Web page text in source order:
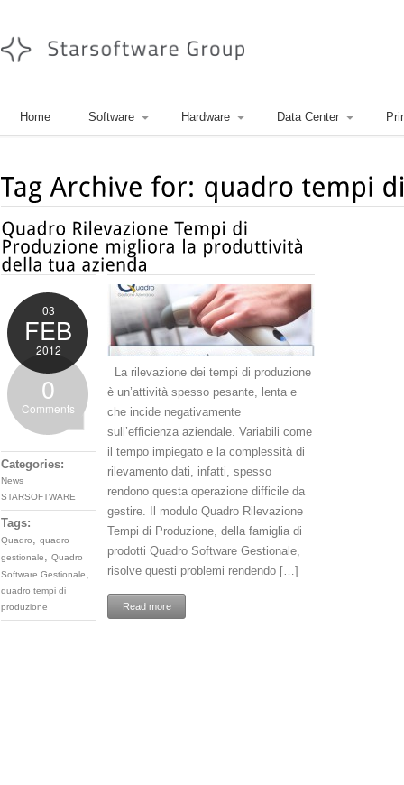
Home Software Hardware Data Center
03
FEB
2012
0
Comments
Categories:
News
STARSOFTWARE
Tags:
Quadro, quadro
gestionale, Quadro
Software Gestionale,
quadro tempi di
produzione
La rilevazione dei tempi di produzione
è un’attività spesso pesante, lenta e
che incide negativamente
sull’efficienza aziendale. Variabili come
il tempo impiegato e la complessità di
rilevamento dati, infatti, spesso
rendono questa operazione difficile da
gestire. Il modulo Quadro Rilevazione
Tempi di Produzione, della famiglia di
prodotti Quadro Software Gestionale,
risolve questi problemi rendendo […]
Read more